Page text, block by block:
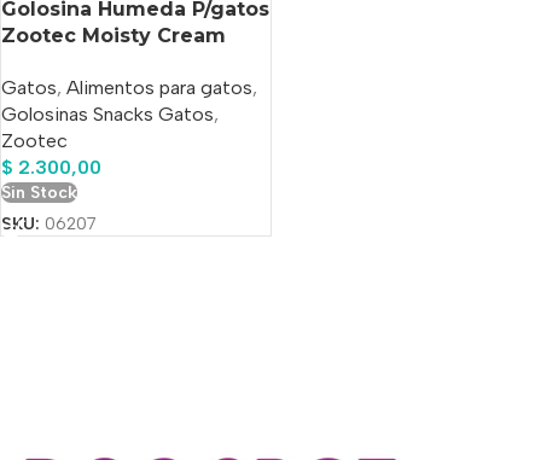
Golosina Humeda P/gatos
Zootec Moisty Cream
Gatos, Alimentos para gatos,
Golosinas Snacks Gatos,
Zootec
$ 2.300,00
Sin Stock
SKU: 06207